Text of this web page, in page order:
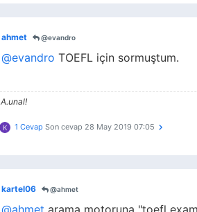
ahmet @evandro
@evandro TOEFL için sormuştum.
A.unal!
K 1 Cevap Son cevap 28 May 2019 07:05
kartel06 @ahmet
@ahmet arama motoruna "toefl